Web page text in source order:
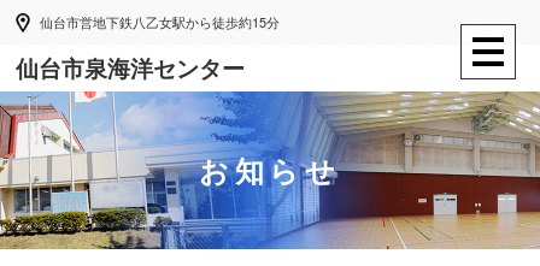
仙台市営地下鉄八乙女駅から徒歩約15分
仙台市泉海洋センター
お知らせ